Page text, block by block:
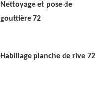
Nettoyage et pose de
gouttière 72
Habillage planche de rive 72